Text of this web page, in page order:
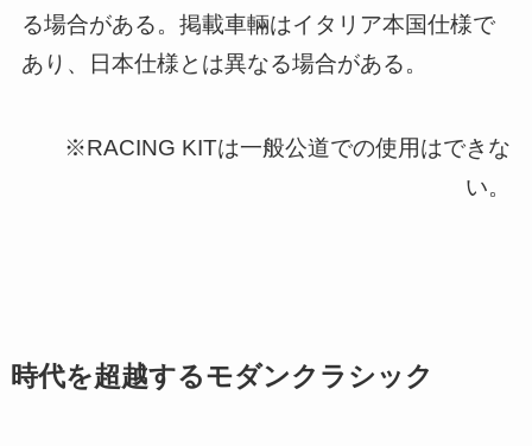
る場合がある。掲載車輛はイタリア本国仕様で
あり、日本仕様とは異なる場合がある。
※RACING KITは一般公道での使用はできな
い。
時代を超越するモダンクラシック